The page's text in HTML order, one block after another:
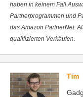
haben in keinem Fall
Partnerprogrammen und
das Amazon PartnerNet.
qualifizierten Verkäufen.
Tim